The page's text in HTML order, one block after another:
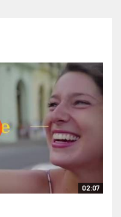
02:07